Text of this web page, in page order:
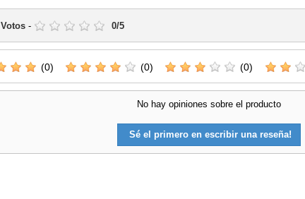
Votos - 0/5
(0) (0) (0)
No hay opiniones sobre el producto
Sé el primero en escribir una reseña!